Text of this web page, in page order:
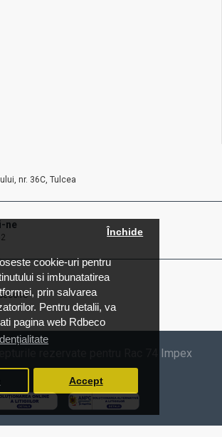
cookie-uri pentru
si imbunatatirea
prin salvarea
Pentru detalii, va
pagina web Rdbeco
Închide
Accept
nr. 36C, Tulcea
ne
rezervate pentru Rac 74 Impex